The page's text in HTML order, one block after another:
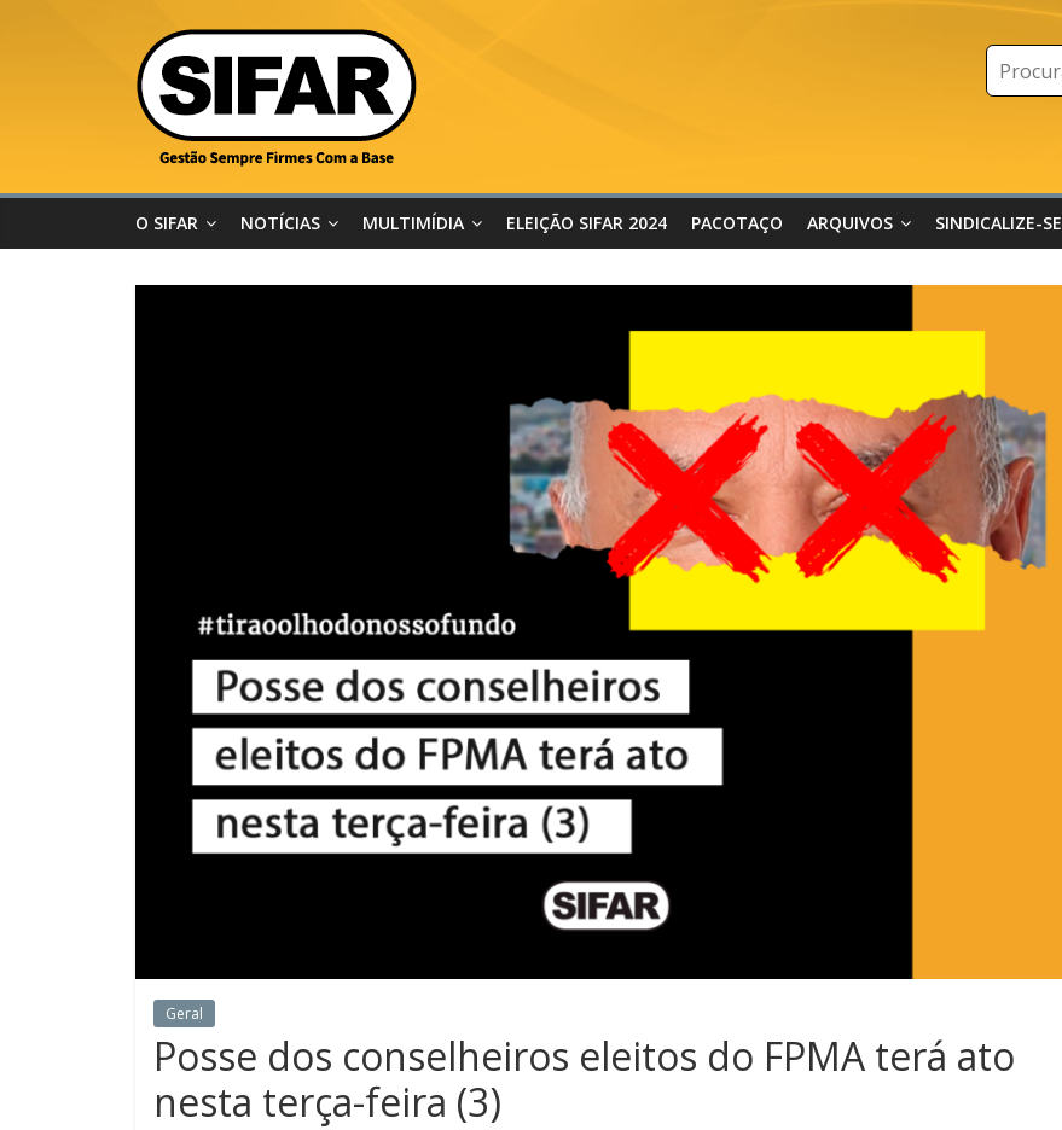
O SIFAR NOTÍCIAS MULTIMÍDIA ELEIÇÃO SIFAR 2024 PACOTAÇO ARQUIVOS SINDICALIZE-SE
Geral
Posse dos conselheiros eleitos do FPMA terá ato
nesta terça-feira (3)